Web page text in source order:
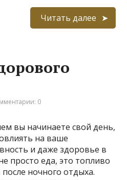
Читать далее
0
вы начинаете свой день,
на ваше
и даже здоровье в
просто еда, это топливо
ночного отдыха.